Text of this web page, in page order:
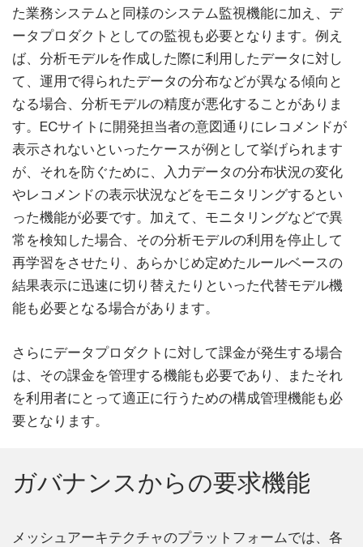
た業務システムと同様のシステム監視機能に加え、デ
ータプロダクトとしての監視も必要となります。例え
ば、分析モデルを作成した際に利用したデータに対し
て、運用で得られたデータの分布などが異なる傾向と
なる場合、分析モデルの精度が悪化することがありま
す。ECサイトに開発担当者の意図通りにレコメンドが
表示されないといったケースが例として挙げられます
が、それを防ぐために、入力データの分布状況の変化
やレコメンドの表示状況などをモニタリングするとい
った機能が必要です。加えて、モニタリングなどで異
常を検知した場合、その分析モデルの利用を停止して
再学習をさせたり、あらかじめ定めたルールベースの
結果表示に迅速に切り替えたりといった代替モデル機
能も必要となる場合があります。
さらにデータプロダクトに対して課金が発生する場合
は、その課金を管理する機能も必要であり、またそれ
を利用者にとって適正に行うための構成管理機能も必
要となります。
ガバナンスからの要求機能
メッシュアーキテクチャのプラットフォームでは、各